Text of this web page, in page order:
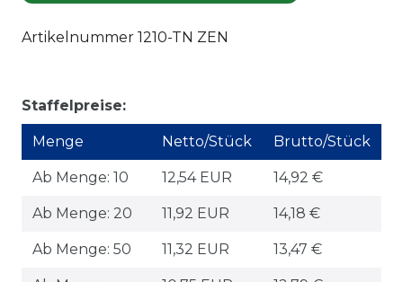
Artikelnummer 1210-TN ZEN
Staffelpreise:
Menge Netto/Stück Brutto/Stück
Ab Menge: 10 12,54 EUR 14,92 €
Ab Menge: 20 11,92 EUR 14,18 €
Ab Menge: 50 11,32 EUR 13,47 €